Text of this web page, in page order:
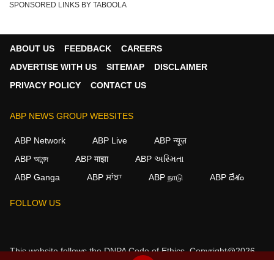
SPONSORED LINKS BY TABOOLA
ABOUT US FEEDBACK
CAREERS
ADVERTISE WITH US
SITEMAP
DISCLAIMER
PRIVACY POLICY
CONTACT US
ABP NEWS GROUP WEBSITES
ABP Network ABP Live
ABP न्यूज़
ABP আনন্দ
ABP माझा
ABP અસ્મિતા
ABP Ganga
ABP ਸਾਂਝਾ ABP நாடு ABP దేశం
FOLLOW US
This website follows theDNPA Code of Ethics.Copyright@2026.